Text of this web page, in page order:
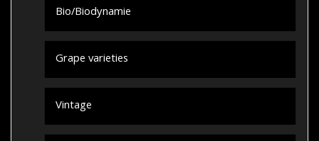
Bio/Biodynamie
Grape varieties
Vintage